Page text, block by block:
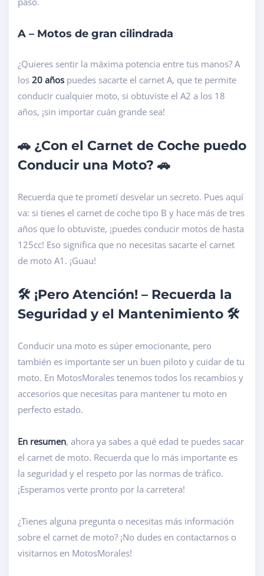
A – Motos de gran cilindrada
¿Quieres sentir la máxima potencia entre tus manos? A
los 20 años puedes sacarte el carnet A, que te permite
conducir cualquier moto, si obtuviste el A2 a los 18
años, ¡sin importar cuán grande sea!
🚗 ¿Con el Carnet de Coche puedo
Conducir una Moto? 🚗
Recuerda que te prometí desvelar un secreto. Pues aquí
va: si tienes el carnet de coche tipo B y hace más de tres
años que lo obtuviste, ¡puedes conducir motos de hasta
125cc! Eso significa que no necesitas sacarte el carnet
de moto A1. ¡Guau!
🛠️ ¡Pero Atención! – Recuerda la
Seguridad y el Mantenimiento 🛠️
Conducir una moto es súper emocionante, pero
también es importante ser un buen piloto y cuidar de tu
moto. En MotosMorales tenemos todos los recambios y
accesorios que necesitas para mantener tu moto en
perfecto estado.
En resumen, ahora ya sabes a qué edad te puedes sacar
el carnet de moto. Recuerda que lo más importante es
la seguridad y el respeto por las normas de tráfico.
¡Esperamos verte pronto por la carretera!
¿Tienes alguna pregunta o necesitas más información
sobre el carnet de moto? ¡No dudes en contactarnos o
visitarnos en MotosMorales!